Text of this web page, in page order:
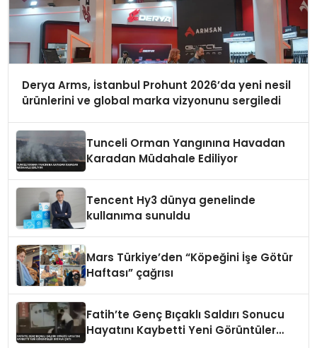
Derya Arms, İstanbul Prohunt 2026’da yeni nesil
ürünlerini ve global marka vizyonunu sergiledi
Tunceli Orman Yangınına Havadan
Karadan Müdahale Ediliyor
Tencent Hy3 dünya genelinde
kullanıma sunuldu
Mars Türkiye’den “Köpeğini İşe Götür
Haftası” çağrısı
Fatih’te Genç Bıçaklı Saldırı Sonucu
Hayatını Kaybetti Yeni Görüntüler